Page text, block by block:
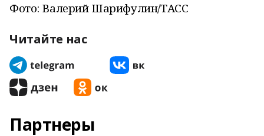
Фото: Валерий Шарифулин/ТАСС
Читайте нас
Партнеры